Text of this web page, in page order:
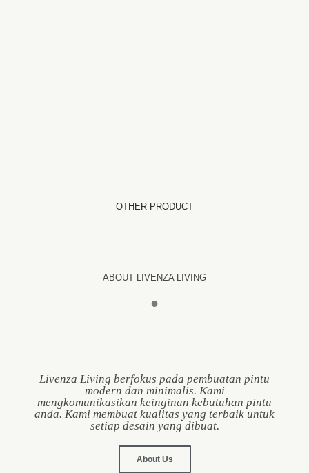
OTHER PRODUCT
ABOUT LIVENZA LIVING
●
Livenza Living berfokus pada pembuatan pintu
modern dan minimalis. Kami
mengkomunikasikan keinginan kebutuhan pintu
anda. Kami membuat kualitas yang terbaik untuk
setiap desain yang dibuat.
About Us